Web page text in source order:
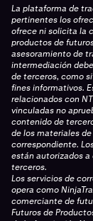
La plataforma de
pertinentes los
ofrece ni solicita la
productos de
asesoramiento de
intermediación
de terceros, como
fines informativos.
relacionados con
vinculadas no
contenido de
de los materiales
correspondiente.
están autorizados
terceros.
Los servicios de
opera como
comerciante de
Futuros de